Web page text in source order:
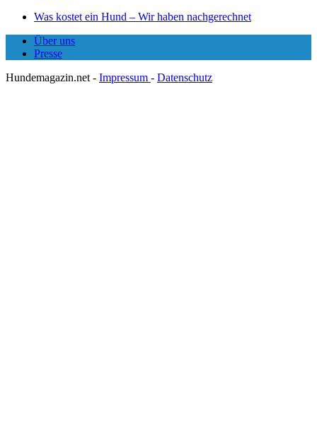
Was kostet ein Hund – Wir haben nachgerechnet
Über uns
Presse
Hundemagazin.net - Impressum - Datenschutz